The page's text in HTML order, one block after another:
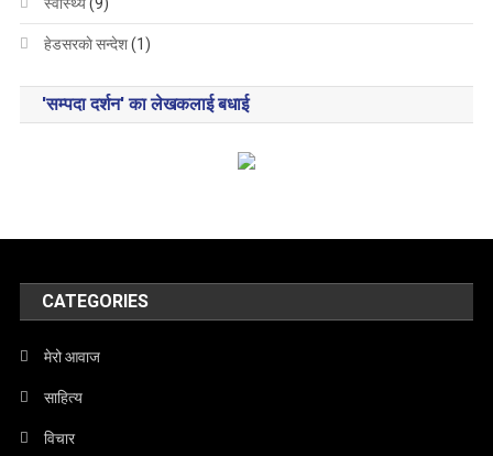
स्वास्थ्य(9)
हेडसरकाे सन्देश(1)
'सम्पदा दर्शन' का लेखकलाई बधाई
CATEGORIES
मेरो आवाज
साहित्य
विचार